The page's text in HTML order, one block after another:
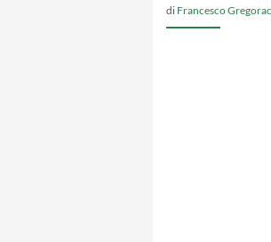
di Francesco